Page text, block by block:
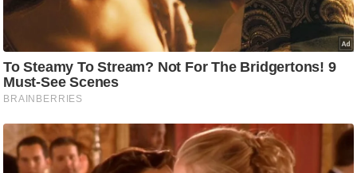
इ
टे
क्नॉ
लॉ
जी
ब्यू
टी